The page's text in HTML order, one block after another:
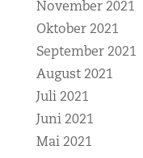
November 2021
Oktober 2021
September 2021
August 2021
Juli 2021
Juni 2021
Mai 2021